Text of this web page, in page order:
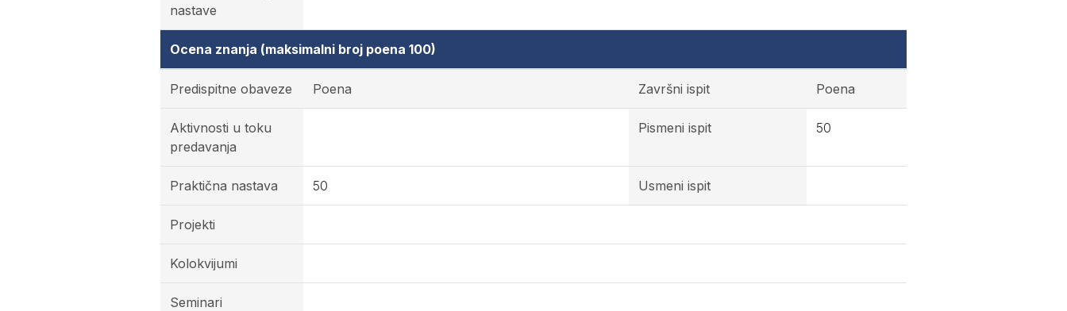
nastave
Ocena znanja (maksimalni broj poena 100)
Predispitne obaveze Poena Završni ispit Poena
Aktivnosti u toku
predavanja
Pismeni ispit 50
Praktična nastava 50 Usmeni ispit
Projekti
Kolokvijumi
Seminari